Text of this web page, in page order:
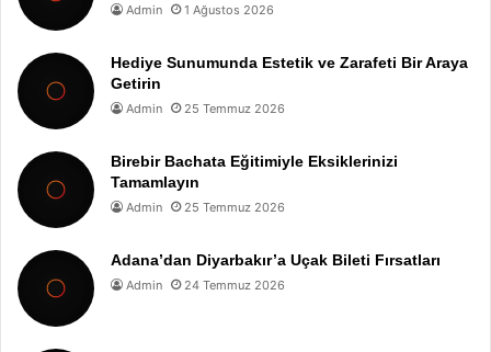
Admin 1 Ağustos 2026
Hediye Sunumunda Estetik ve Zarafeti Bir Araya
Getirin
Admin 25 Temmuz 2026
Birebir Bachata Eğitimiyle Eksiklerinizi
Tamamlayın
Admin 25 Temmuz 2026
Adana’dan Diyarbakır’a Uçak Bileti Fırsatları
Admin 24 Temmuz 2026